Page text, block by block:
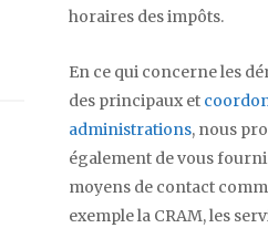
horaires des impôts.
En ce qui concerne les
des principaux et
administrations, nous
également de vous
moyens de contact
exemple la CRAM, les